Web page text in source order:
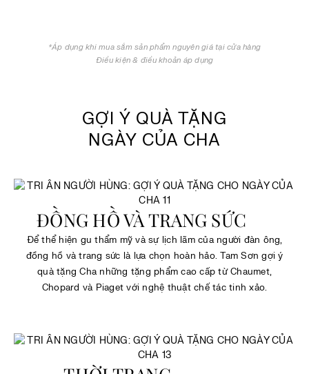
*Áp dụng khi mua sắm sản phẩm nguyên giá tại cửa hàng
Điều kiện & điều khoản áp dụng
GỢI Ý QUÀ TẶNG
NGÀY CỦA CHA
ĐỒNG HỒ VÀ TRANG SỨC
Để thể hiện gu thẩm mỹ và sự lịch lãm của người đàn ông,
đồng hồ và trang sức là lựa chọn hoàn hảo. Tam Sơn gợi ý
quà tặng Cha những tặng phẩm cao cấp từ Chaumet,
Chopard và Piaget với nghệ thuật chế tác tinh xảo.